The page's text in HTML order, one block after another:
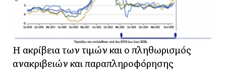
Η ακρίβεια των τιμών και ο πληθωρισμός
ανακριβειών και παραπληροφόρησης